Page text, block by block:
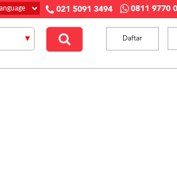
021 5091 3494 0811 9770
Daftar